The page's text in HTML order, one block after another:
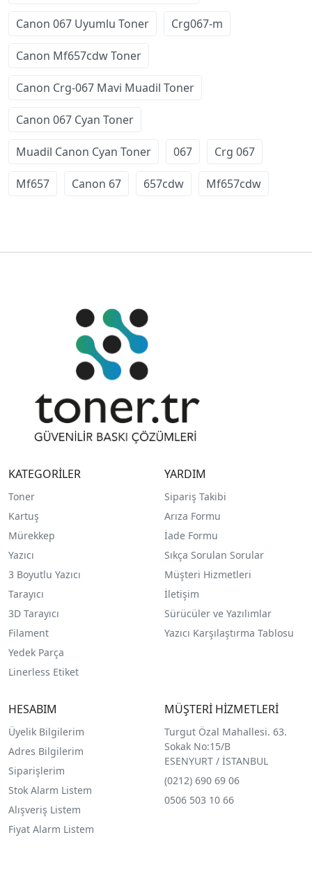
Canon 067 Uyumlu Toner Crg067-m
Canon Mf657cdw Toner
Canon Crg-067 Mavi Muadil Toner
Canon 067 Cyan Toner
Muadil Canon Cyan Toner 067 Crg 067
Mf657 Canon 67 657cdw Mf657cdw
KATEGORİLER
Toner
Kartuş
Mürekkep
Yazıcı
3 Boyutlu Yazıcı
Tarayıcı
3D Tarayıcı
Filament
Yedek Parça
Linerless Etiket
YARDIM
Sipariş Takibi
Arıza Formu
İade Formu
Sıkça Sorulan Sorular
Müşteri Hizmetleri
İletişim
Sürücüler ve Yazılımlar
Yazıcı Karşılaştırma Tablosu
HESABIM
Üyelik Bilgilerim
Adres Bilgilerim
Siparişlerim
Stok Alarm Listem
Alışveriş Listem
Fiyat Alarm Listem
MÜŞTERİ HİZMETLERİ
Turgut Özal Mahallesi. 63.
Sokak No:15/B
ESENYURT / İSTANBUL
(0212) 690 69 06
0506 503 10 66